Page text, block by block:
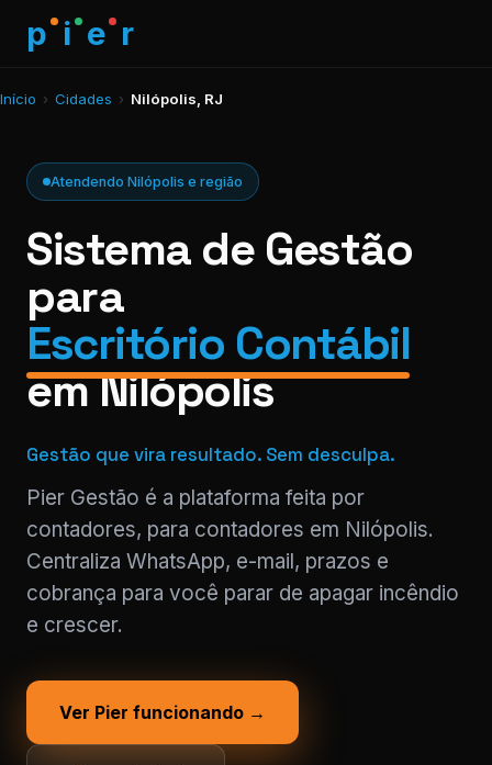
p i e r
Início › Cidades › Nilópolis, RJ
Atendendo Nilópolis e região
Sistema de Gestão
para
Escritório Contábil
em Nilópolis
Gestão que vira resultado. Sem desculpa.
Pier Gestão é a plataforma feita por
contadores, para contadores em Nilópolis.
Centraliza WhatsApp, e-mail, prazos e
cobrança para você parar de apagar incêndio
e crescer.
Ver Pier funcionando →